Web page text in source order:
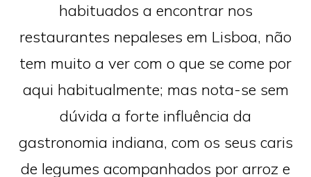
habituados a encontrar nos
restaurantes nepaleses em Lisboa, não
tem muito a ver com o que se come por
aqui habitualmente; mas nota-se sem
dúvida a forte influência da
gastronomia indiana, com os seus caris
de legumes acompanhados por arroz e